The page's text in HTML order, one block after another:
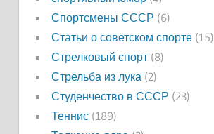
Спортсмены СССР (6)
Статьи о советском спорте(15)
Стрелковый спорт(8)
Стрельба из лука (2)
Студенчество в СССР (23)
Теннис(189)